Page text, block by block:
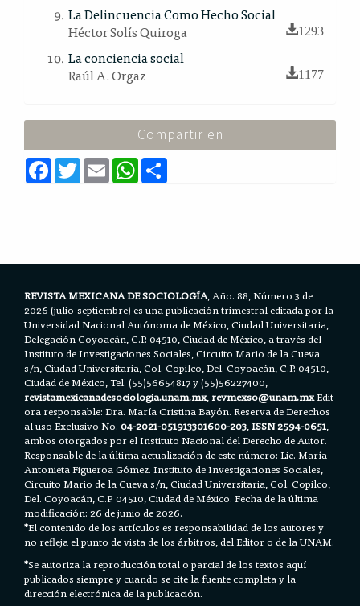
La Delincuencia Como Hecho Social
Héctor Solís Quiroga
1293
La conciencia social
Raúl A. Orgaz
1177
Compartir en
F
a
c
T
w
E
m
a
W
h
a
REVISTA MEXICANA DE SOCIOLOGÍA, Año. 88, Número 3 de
2026 (julio-septiembre) es una publicación trimestral editada por la
Universidad Nacional Autónoma de México, Ciudad Universitaria,
Delegación Coyoacán, C.P. 04510, Ciudad de México, a través del
Instituto de Investigaciones Sociales, Circuito Mario de la Cueva
s/n, Ciudad Universitaria, Col. Copilco, Del. Coyoacán, C.P. 04510,
Ciudad de México, Tel. (55)56654817 y (55)56227400,
revistamexicanadesociologia.unam.mx,revmexso@unam.mxEdit
ora responsable: Dra. María Cristina Bayón. Reserva de Derechos
al uso Exclusivo No.04-2021-051913301600-203,ISSN 2594-0651,
ambos otorgados por el Instituto Nacional del Derecho de Autor.
Responsable de la última actualización de este número: Lic. María
Antonieta Figueroa Gómez. Instituto de Investigaciones Sociales,
Circuito Mario de la Cueva s/n, Ciudad Universitaria, Col. Copilco,
Del. Coyoacán, C.P. 04510, Ciudad de México. Fecha de la última
modificación: 26 de junio de 2026.
*El contenido de los artículos es responsabilidad de los autores y
no refleja el punto de vista de los árbitros, del Editor o de la UNAM.
*Se autoriza la reproducción total o parcial de los textos aquí
publicados siempre y cuando se cite la fuente completa y la
dirección electrónica de la publicación.